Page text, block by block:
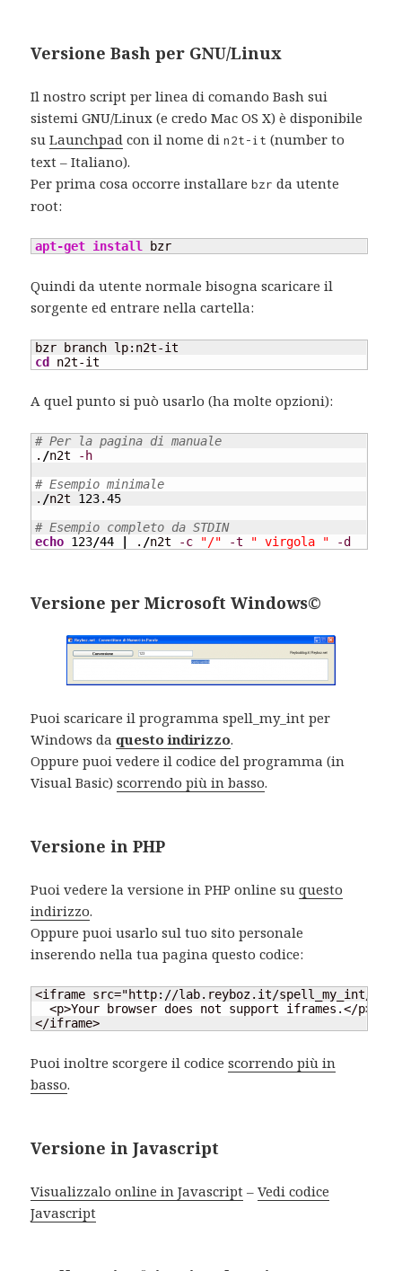
Versione Bash per GNU/Linux
Il nostro script per linea di comando Bash sui
sistemi GNU/Linux (e credo Mac OS X) è disponibile
suLaunchpad con il nome din2t-it (number to
text – Italiano).
Per prima cosa occorre installarebzr da utente
root:
apt-get install bzr
Quindi da utente normale bisogna scaricare il
sorgente ed entrare nella cartella:
cd
n2t-it
A quel punto si può usarlo (ha molte opzioni):
# Per la pagina di manuale
. /n2t -h
# Esempio minimale
. /n2t 123.45
# Esempio completo da STDIN
echo 123/44 . /n2t -c "/" -t " virgola " -d
Versione per Microsoft Windows©
Puoi scaricare il programma spell_my_int per
Windows da questo indirizzo.
Oppure puoi vedere il codice del programma (in
Visual Basic)scorrendo più in basso.
Versione in PHP
Puoi vedere la versione in PHP online suquesto
indirizzo.
Oppure puoi usarlo sul tuo sito personale
inserendo nella tua pagina questo codice:
<iframe src="http://lab.reyboz.it/spell_my_int/PHP/
  <p>Your browser does not support iframes.</p>
</iframe>
Puoi inoltre scorgere il codicescorrendo più in
basso.
Versione in Javascript
Visualizzalo online in Javascript –Vedi codice
Javascript